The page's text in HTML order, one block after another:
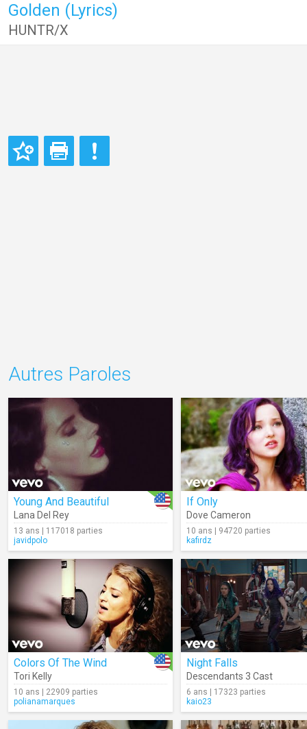
Golden (Lyrics)
HUNTR/X
Autres Paroles
Young And Beautiful
Lana Del Rey
13 ans | 117018 parties
javidpolo
If Only
Dove Cameron
10 ans | 94720 parties
kafirdz
Colors Of The Wind
Tori Kelly
10 ans | 22909 parties
polianamarques
Night Falls
Descendants 3 Cast
6 ans | 17323 parties
kaio23